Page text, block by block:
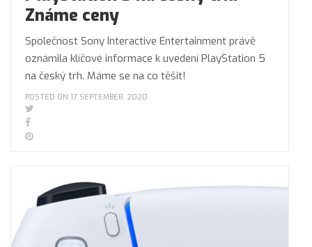
Známe ceny
Společnost Sony Interactive Entertainment právě
oznámila klíčové informace k uvedení PlayStation 5
na český trh. Máme se na co těšit!
POSTED ON 17 SEPTEMBER, 2020